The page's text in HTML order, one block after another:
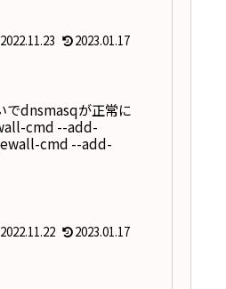
2022.11.23 2023.01.17
でdnsmasqが正常に
cmd --add-
cmd --add-
2022.11.22 2023.01.17